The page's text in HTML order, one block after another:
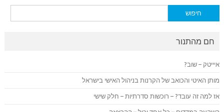
חם מהתנור
איייטק – שוב?
מותן האיטי והכואב של הקרנות בניהול האישי בישראל
אז למה זה עובד? – רוכשות סדרתיות – חלק שישי